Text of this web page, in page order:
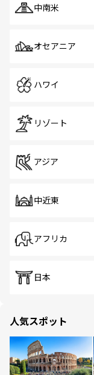
中南米
オセアニア
ハワイ
リゾート
アジア
中近東
アフリカ
日本
人気スポット